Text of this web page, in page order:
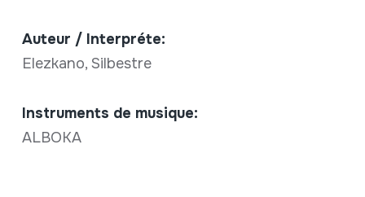
Auteur / Interpréte:
Elezkano, Silbestre
Instruments de musique:
ALBOKA